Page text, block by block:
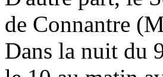
de Connantre
Dans la nuit du